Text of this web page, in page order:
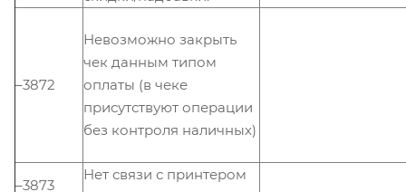
–3872
Невозможно закрыть
чек данным типом
оплаты (в чеке
присутствуют операции
без контроля наличных)
–3873
Нет связи с принтером